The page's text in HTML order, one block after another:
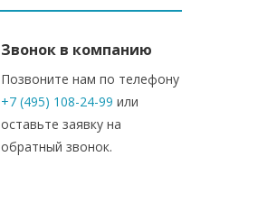
Звонок в компанию
Позвоните нам по телефону
+7 (495) 108-24-99 или
оставьте заявку на
обратный звонок.